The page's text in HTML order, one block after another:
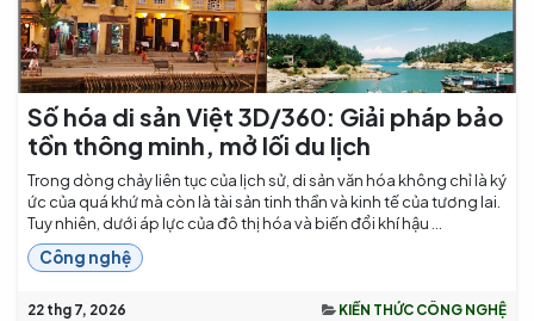
Số hóa di sản Việt 3D/360: Giải pháp bảo
tồn thông minh, mở lối du lịch
Trong dòng chảy liên tục của lịch sử, di sản văn hóa không chỉ là ký
ức của quá khứ mà còn là tài sản tinh thần và kinh tế của tương lai.
Tuy nhiên, dưới áp lực của đô thị hóa và biến đổi khí hậu ...
Công nghệ
22 thg 7, 2026 KIẾN THỨC CÔNG NGHỆ